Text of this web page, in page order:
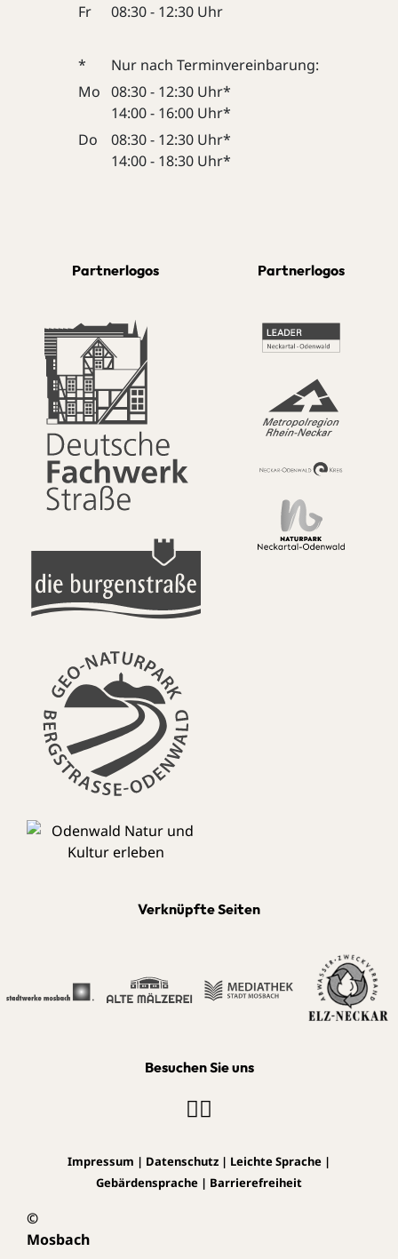
Fr
08:30 - 12:30 Uhr
*
Nur nach Terminvereinbarung:
Mo 08:30 - 12:30 Uhr*
14:00 - 16:00 Uhr*
Do
08:30 - 12:30 Uhr*
14:00 - 18:30 Uhr*
Partnerlogos Partnerlogos
Verknüpfte Seiten
Besuchen Sie uns
©
Mosbach
Impressum | Datenschutz | Leichte Sprache |
Gebärdensprache | Barrierefreiheit